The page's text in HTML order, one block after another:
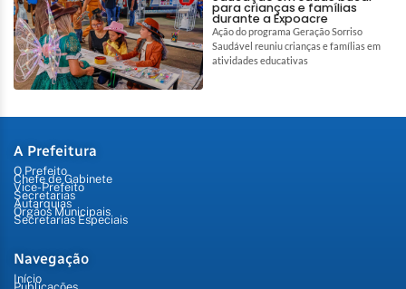
para crianças e famílias
durante a Expoacre
Ação do programa Geração Sorriso
Saudável reuniu crianças e famílias em
atividades educativas
A Prefeitura
O Prefeito
Chefe de Gabinete
Vice-Prefeito
Secretarias
Autarquias
Órgãos Municipais
Secretarias Especiais
Navegação
Início